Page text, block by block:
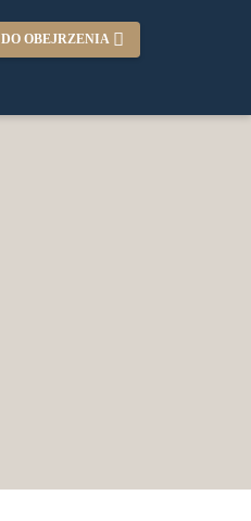
DO OBEJRZENIA